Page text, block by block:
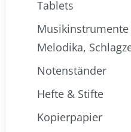
Tablets
Musikinstrumente
Melodika,
Notenständer
Hefte & Stifte
Kopierpapier